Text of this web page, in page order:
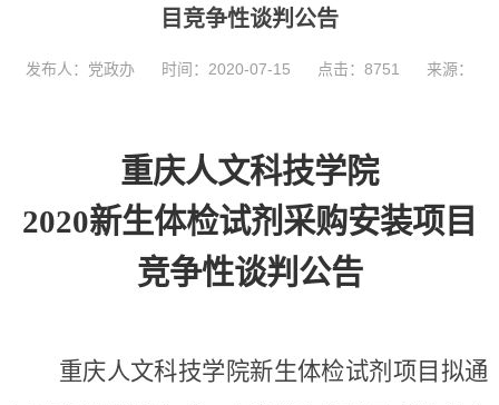
目竞争性谈判公告
发布人：党政办 时间：2020-07-15 点击： 8751 来源：
重庆人文科技学院
2020新生体检试剂采购安装项目
竞争性谈判公告
重庆人文科技学院新生体检试剂项目拟通